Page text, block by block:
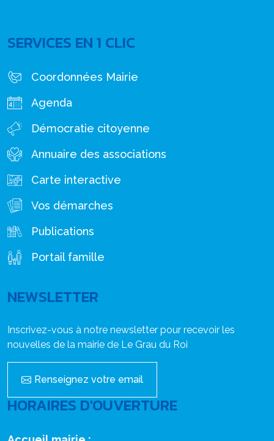
SERVICES EN 1 CLIC
Coordonnées Mairie
Agenda
Démocratie citoyenne
Annuaire des associations
Carte interactive
Vos démarches
Publications
Portail famille
NEWSLETTER
Inscrivez-vous à notre newsletter pour recevoir les
nouvelles de la mairie de Le Grau du Roi
Renseignez votre email
HORAIRES D'OUVERTURE